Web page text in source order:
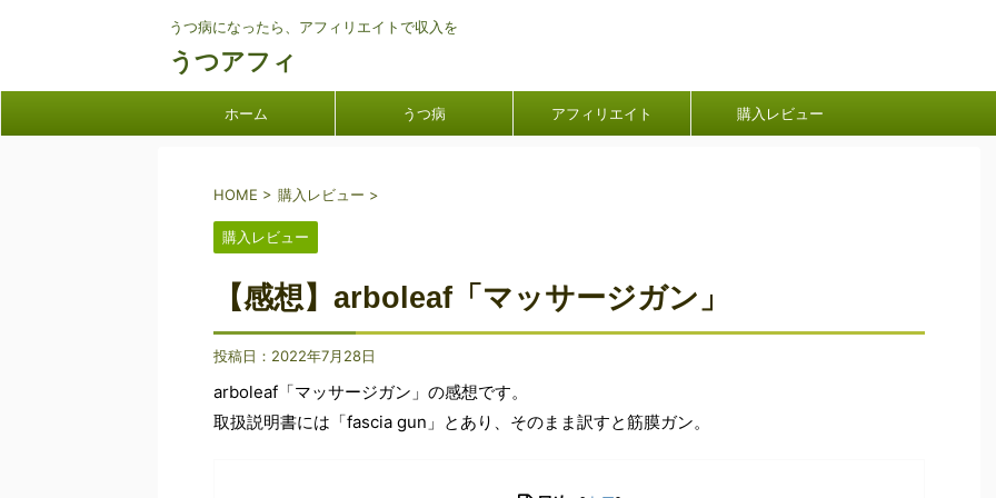
うつ病になったら、アフィリエイトで収入を
うつアフィ
ホーム うつ病 アフィリエイト 購入レビュー
HOME > 購入レビュー >
購入レビュー
【感想】arboleaf「マッサージガン」
投稿日： 2022年7月28日
arboleaf「マッサージガン」の感想です。
取扱説明書には「fascia gun」とあり、そのまま訳すと筋膜ガン。